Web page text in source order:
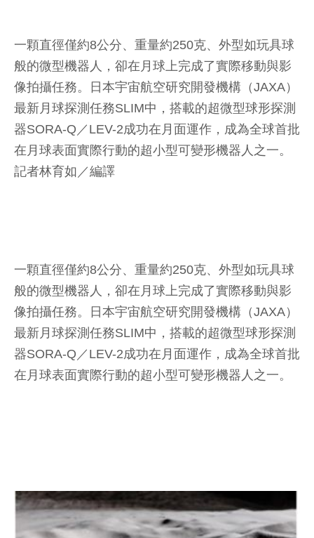
一顆直徑僅約8公分、重量約250克、外型如玩具球
般的微型機器人，卻在月球上完成了實際移動與影
像拍攝任務。日本宇宙航空研究開發機構（JAXA）
最新月球探測任務SLIM中，搭載的超微型球形探測
器SORA-Q／LEV-2成功在月面運作，成為全球首批
在月球表面實際行動的超小型可變形機器人之一。
記者林育如／編譯
一顆直徑僅約8公分、重量約250克、外型如玩具球
般的微型機器人，卻在月球上完成了實際移動與影
像拍攝任務。日本宇宙航空研究開發機構（JAXA）
最新月球探測任務SLIM中，搭載的超微型球形探測
器SORA-Q／LEV-2成功在月面運作，成為全球首批
在月球表面實際行動的超小型可變形機器人之一。